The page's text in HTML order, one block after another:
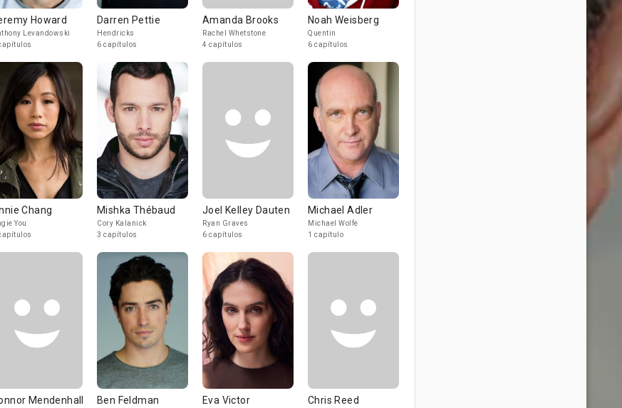
Howard
Levandowski
Darren Pettie
Hendricks
6 capítulos
Amanda Brooks
Rachel Whetstone
4 capítulos
Noah Weisberg
Quentin
6 capítulos
Chang
You
Mishka Thébaud
Cory Kalanick
3 capítulos
Joel Kelley Dauten
Ryan Graves
6 capítulos
Michael Adler
Michael Wolfe
1 capítulo
Mendenhall Ben Feldman Eva Victor Chris Reed